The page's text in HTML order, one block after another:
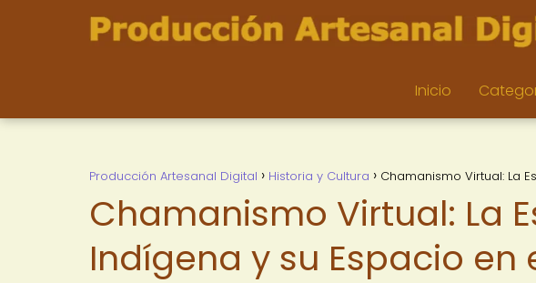
Inicio
Producción Artesanal Digital Historia y Cultura Chamanismo Virtual: La
Chamanismo Virtual: La
Indígena y su Espacio en